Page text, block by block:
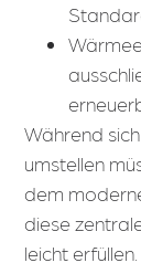
Während
umstellen
dem
diese
leicht